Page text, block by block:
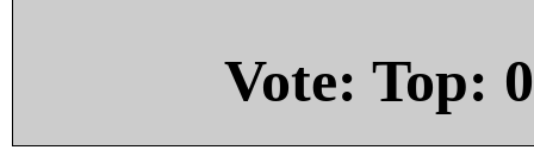
Vote: Top: 0